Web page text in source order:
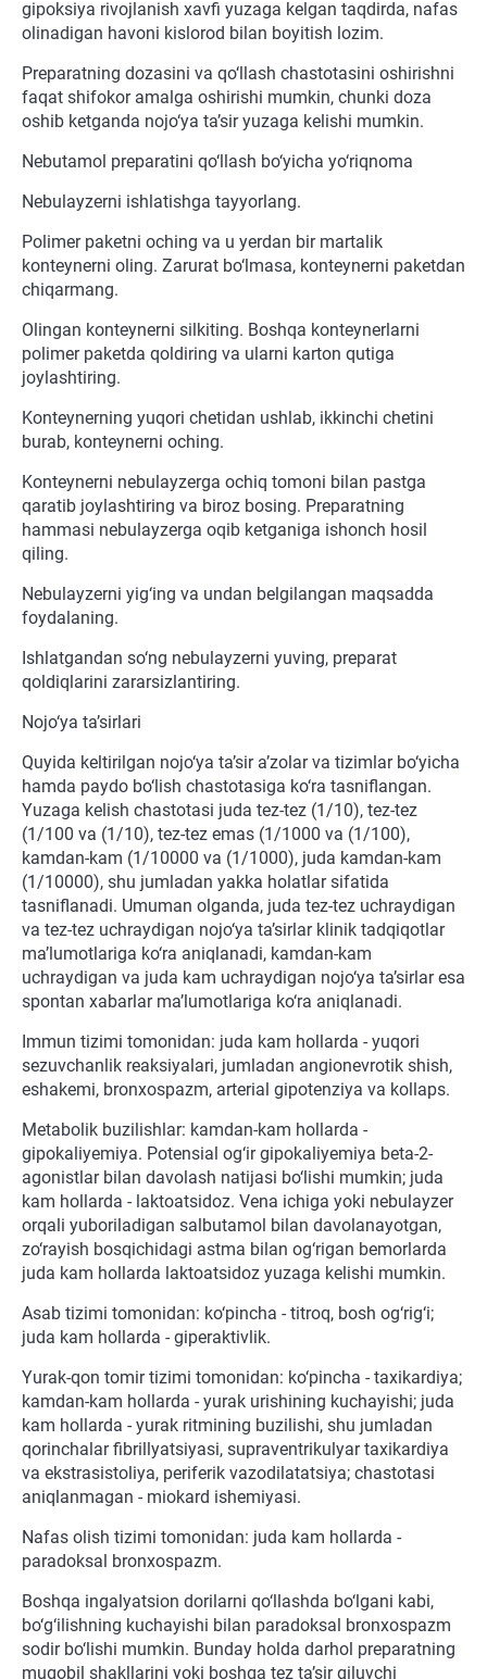
gipoksiya rivojlanish xavfi yuzaga kelgan taqdirda, nafas
olinadigan havoni kislorod bilan boyitish lozim.
Preparatning dozasini va qo‘llash chastotasini oshirishni
faqat shifokor amalga oshirishi mumkin, chunki doza
oshib ketganda nojo‘ya ta’sir yuzaga kelishi mumkin.
Nebutamol preparatini qo‘llash bo‘yicha yo‘riqnoma
Nebulayzerni ishlatishga tayyorlang.
Polimer paketni oching va u yerdan bir martalik
konteynerni oling. Zarurat bo‘lmasa, konteynerni paketdan
chiqarmang.
Olingan konteynerni silkiting. Boshqa konteynerlarni
polimer paketda qoldiring va ularni karton qutiga
joylashtiring.
Konteynerning yuqori chetidan ushlab, ikkinchi chetini
burab, konteynerni oching.
Konteynerni nebulayzerga ochiq tomoni bilan pastga
qaratib joylashtiring va biroz bosing. Preparatning
hammasi nebulayzerga oqib ketganiga ishonch hosil
qiling.
Nebulayzerni yig‘ing va undan belgilangan maqsadda
foydalaning.
Ishlatgandan so‘ng nebulayzerni yuving, preparat
qoldiqlarini zararsizlantiring.
Nojo‘ya ta’sirlari
Quyida keltirilgan nojo‘ya ta’sir a’zolar va tizimlar bo‘yicha
hamda paydo bo‘lish chastotasiga ko‘ra tasniflangan.
Yuzaga kelish chastotasi juda tez-tez (1/10), tez-tez
(1/100 va (1/10), tez-tez emas (1/1000 va (1/100),
kamdan-kam (1/10000 va (1/1000), juda kamdan-kam
(1/10000), shu jumladan yakka holatlar sifatida
tasniflanadi. Umuman olganda, juda tez-tez uchraydigan
va tez-tez uchraydigan nojo‘ya ta’sirlar klinik tadqiqotlar
ma’lumotlariga ko‘ra aniqlanadi, kamdan-kam
uchraydigan va juda kam uchraydigan nojo‘ya ta’sirlar esa
spontan xabarlar ma’lumotlariga ko‘ra aniqlanadi.
Immun tizimi tomonidan: juda kam hollarda - yuqori
sezuvchanlik reaksiyalari, jumladan angionevrotik shish,
eshakemi, bronxospazm, arterial gipotenziya va kollaps.
Metabolik buzilishlar: kamdan-kam hollarda -
gipokaliyemiya. Potensial og‘ir gipokaliyemiya beta-2-
agonistlar bilan davolash natijasi bo‘lishi mumkin; juda
kam hollarda - laktoatsidoz. Vena ichiga yoki nebulayzer
orqali yuboriladigan salbutamol bilan davolanayotgan,
zo‘rayish bosqichidagi astma bilan og‘rigan bemorlarda
juda kam hollarda laktoatsidoz yuzaga kelishi mumkin.
Asab tizimi tomonidan: ko‘pincha - titroq, bosh og‘rig‘i;
juda kam hollarda - giperaktivlik.
Yurak-qon tomir tizimi tomonidan: ko‘pincha - taxikardiya;
kamdan-kam hollarda - yurak urishining kuchayishi; juda
kam hollarda - yurak ritmining buzilishi, shu jumladan
qorinchalar fibrillyatsiyasi, supraventrikulyar taxikardiya
va ekstrasistoliya, periferik vazodilatatsiya; chastotasi
aniqlanmagan - miokard ishemiyasi.
Nafas olish tizimi tomonidan: juda kam hollarda -
paradoksal bronxospazm.
Boshqa ingalyatsion dorilarni qo‘llashda bo‘lgani kabi,
bo‘g‘ilishning kuchayishi bilan paradoksal bronxospazm
sodir bo‘lishi mumkin. Bunday holda darhol preparatning
muqobil shakllarini yoki boshqa tez ta’sir qiluvchi